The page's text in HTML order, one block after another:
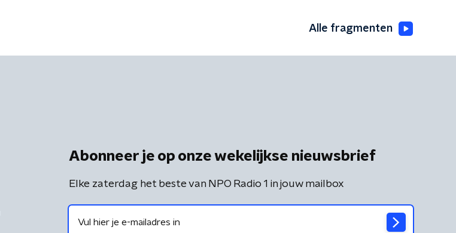
Alle fragmenten
Abonneer je op onze wekelijkse nieuwsbrief
Elke zaterdag het beste van NPO Radio 1 in jouw mailbox